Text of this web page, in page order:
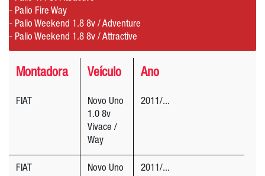
- Palio Fire Way
- Palio Weekend 1.8 8v / Adventure
- Palio Weekend 1.8 8v / Attractive
Montadora Veículo Ano
FIAT
Novo Uno
1.0 8v
Vivace /
Way
2011/...
FIAT
Novo Uno
2011/...